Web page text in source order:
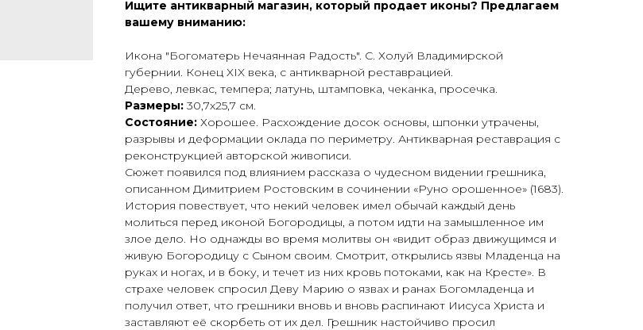
Ищите антикварный магазин, который продает иконы? Предлагаем
вашему вниманию:
Икона "Богоматерь Нечаянная Радость". С. Холуй Владимирской
губернии. Конец XIX века, с антикварной реставрацией.
Дерево, левкас, темпера; латунь, штамповка, чеканка, просечка.
Размеры: 30,7х25,7 см.
Состояние: Хорошее. Расхождение досок основы, шпонки утрачены,
разрывы и деформации оклада по периметру. Антикварная реставрация с
реконструкцией авторской живописи.
Сюжет появился под влиянием рассказа о чудесном видении грешника,
описанном Димитрием Ростовским в сочинении «Руно орошенное» (1683).
История повествует, что некий человек имел обычай каждый день
молиться перед иконой Богородицы, а потом идти на замышленное им
злое дело. Но однажды во время молитвы он «видит образ движущимся и
живую Богородицу с Сыном своим. Смотрит, открылись язвы Младенца на
руках и ногах, и в боку, и течет из них кровь потоками, как на Кресте». В
страхе человек спросил Деву Марию о язвах и ранах Богомладенца и
получил ответ, что грешники вновь и вновь распинают Иисуса Христа и
заставляют её скорбеть от их дел. Грешник настойчиво просил